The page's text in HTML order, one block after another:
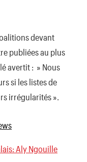
devant
publiées au plus
avertit : » Nous
si les listes de
irrégularités ».
Aly Ngouille